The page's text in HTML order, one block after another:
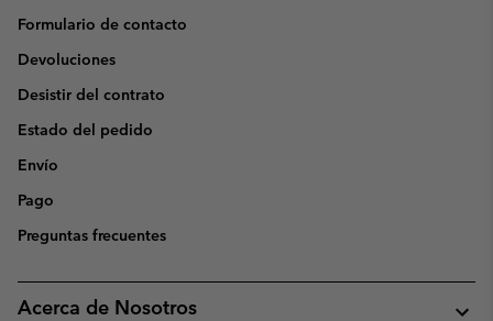
Formulario de contacto
Devoluciones
Desistir del contrato
Estado del pedido
Envío
Pago
Preguntas frecuentes
Acerca de Nosotros